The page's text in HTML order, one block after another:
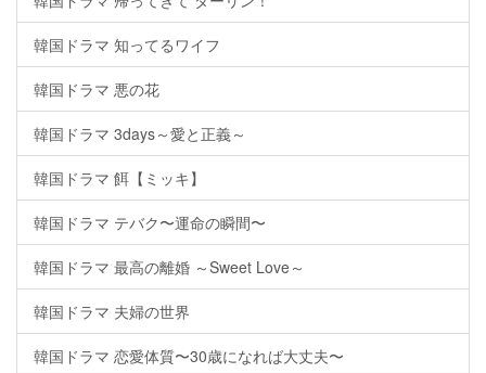
韓国ドラマ 知ってるワイフ
韓国ドラマ 悪の花
韓国ドラマ 3days～愛と正義～
韓国ドラマ 餌【ミッキ】
韓国ドラマ テバク〜運命の瞬間〜
韓国ドラマ 最高の離婚 ～Sweet Love～
韓国ドラマ 夫婦の世界
韓国ドラマ 恋愛体質〜30歳になれば大丈夫〜